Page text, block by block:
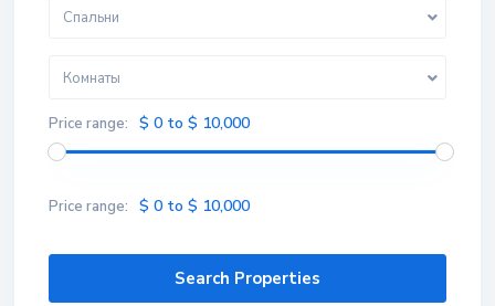
Спальни
Комнаты
Price range: $ 0 to $ 10,000
Price range: $ 0 to $ 10,000